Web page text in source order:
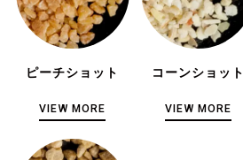
ピーチショット
VIEW MORE
コーンショット
VIEW MORE